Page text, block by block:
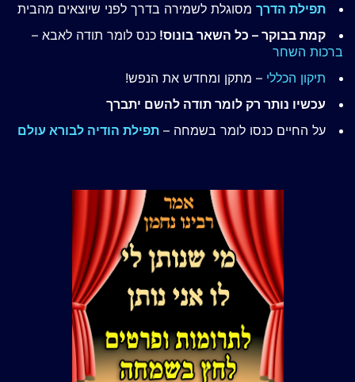
תפילת הדרך מסוגלת לשמירה בדרך לפני שיוצאים מהבית
קמת בבוקר – כל השאר בונוס! כנס לומר תודה לאבא –
ברכות השחר
תיקון הכללי – מתקן ומחדש את הנפש!
עכשיו נותר רק לומר תודה להשם יתברך
על החיים כנסו לומר בשמחה – תפילת הודיה לבורא עולם